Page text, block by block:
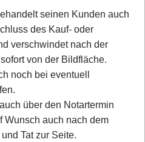
seinen Kunden auch
des Kauf- oder
verschwindet nach der
von der Bildfläche.
noch bei eventuell
über den Notartermin
Wunsch auch nach dem
Tat zur Seite.